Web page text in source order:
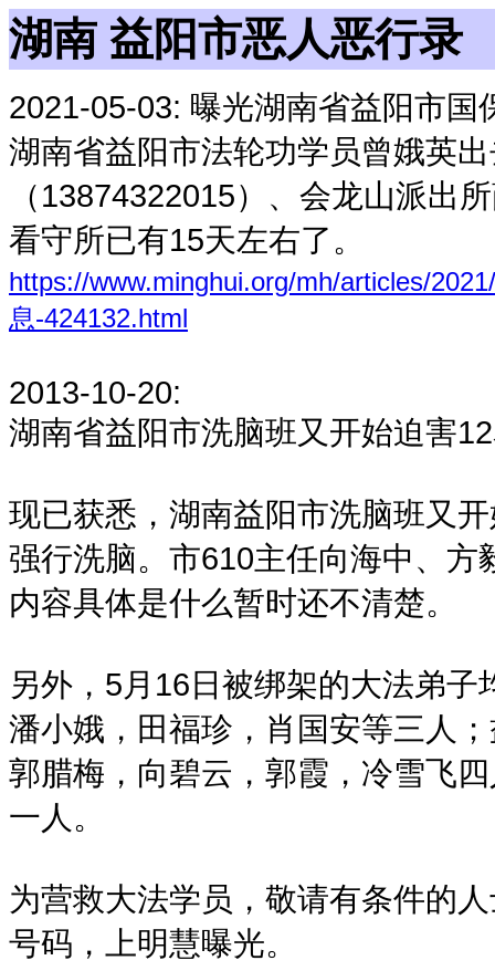
湖南 益阳市恶人恶行录
2021-05-03: 曝光湖南省益阳市国
湖南省益阳市法轮功学员曾娥英
（13874322015）、会龙山派出
看守所已有15天左右了。
https://www.minghui.org/mh/articles/
息-424132.html
2013-10-20:
湖南省益阳市洗脑班又开始迫害
现已获悉，湖南益阳市洗脑班又
强行洗脑。市610主任向海中、方
内容具体是什么暂时还不清楚。
另外，5月16日被绑架的大法弟
潘小娥，田福珍，肖国安等三人
郭腊梅，向碧云，郭霞，冷雪飞
一人。
为营救大法学员，敬请有条件的
号码，上明慧曝光。